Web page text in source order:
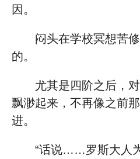
因。
闷头在学校冥想苦
的。
尤其是四阶之后，
飘渺起来，不再像之前
进。
“话说……罗斯大人